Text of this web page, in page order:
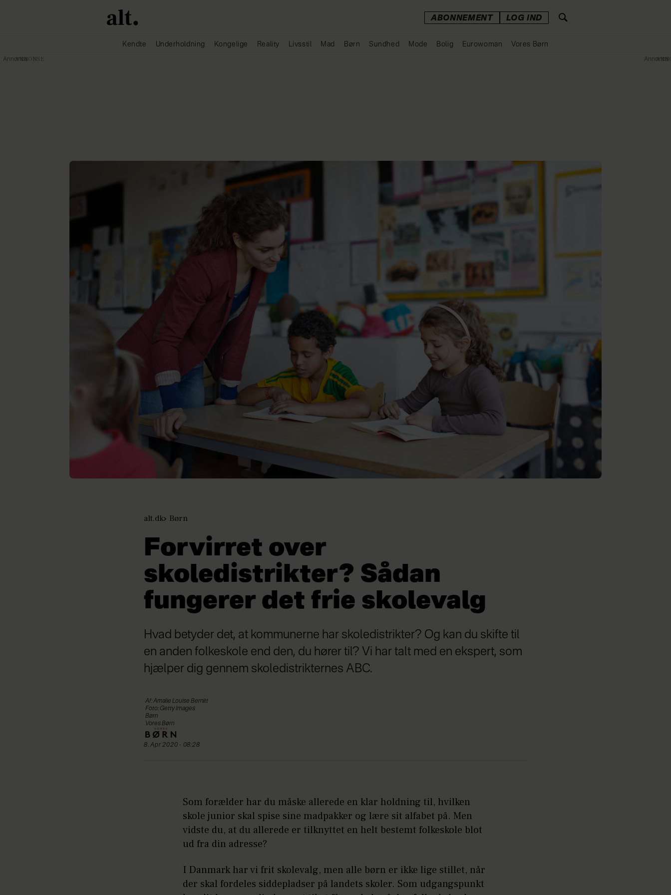
ABONNEMENT LOG IND
Kendte Underholdning Kongelige Reality Livsstil Mad Børn Sundhed Mode Bolig Eurowoman Vores Børn
alt.dk Børn
Forvirret over
skoledistrikter? Sådan
fungerer det frie skolevalg
Hvad betyder det, at kommunerne har skoledistrikter? Og kan du skifte til
en anden folkeskole end den, du hører til? Vi har talt med en ekspert, som
hjælper dig gennem skoledistrikternes ABC.
Af: Amalie Louise Bernitt
Foto: Getty Images
Børn
Vores Børn
8. Apr 2020 - 08:28
Som forælder har du måske allerede en klar holdning til, hvilken
skole junior skal spise sine madpakker og lære sit alfabet på. Men
vidste du, at du allerede er tilknyttet en helt bestemt folkeskole blot
ud fra din adresse?
I Danmark har vi frit skolevalg, men alle børn er ikke lige stillet, når
der skal fordeles siddepladser på landets skoler. Som udgangspunkt
Annonce Annonce